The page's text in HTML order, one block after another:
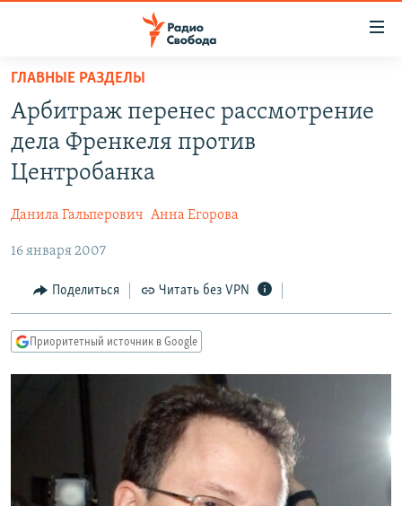
упрощенного
доступа
Вернуться
основному
Вернутся
навигации
Вернутся
поиску
ПРОГРАММЫ
ПОДКАСТЫ
АВТОРСКИЕ ПРОЕКТЫ
МНЕНИЯ
КУЛЬТУРА
IDEL.РЕАЛИИ
СЕВЕР.РЕАЛИИ
РАСПИСАНИЕ ВЕЩАНИЯ
ПОДПИШИТЕСЬ НА РАССЫЛКУ
СОЦИАЛЬНЫЕ СЕТИ
ГЛАВНЫЕ РАЗДЕЛЫ
Арбитраж перенес рассмотрение
дела Френкеля против
Центробанка
Данила Гальперович Анна Егорова
16 января 2007
Поделиться Читать без VPN
Приоритетный источник в Google